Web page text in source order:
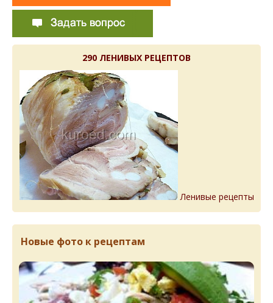
290 ЛЕНИВЫХ РЕЦЕПТОВ
Ленивые рецепты
Новые фото к рецептам